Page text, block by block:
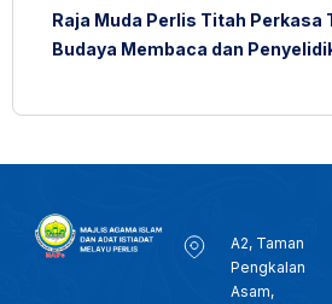
Raja Muda Perlis Titah Perkasa
Budaya Membaca dan
A2, Taman
Pengkalan
Asam,